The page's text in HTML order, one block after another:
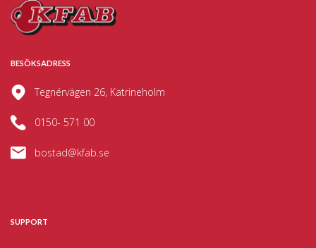
BESÖKSADRESS
Tegnérvägen 26, Katrineholm
0150- 571 00
bostad@kfab.se
SUPPORT